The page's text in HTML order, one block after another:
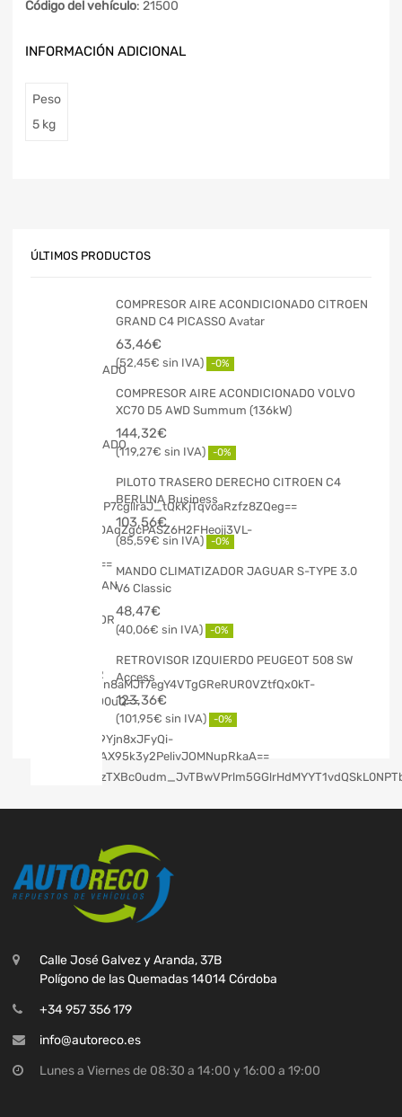
Código del vehículo: 21500
INFORMACIÓN ADICIONAL
Peso
5 kg
ÚLTIMOS PRODUCTOS
COMPRESOR AIRE ACONDICIONADO CITROEN
GRAND C4 PICASSO Avatar
63,46€
52,45€ -0%
COMPRESOR AIRE ACONDICIONADO VOLVO
XC70 D5 AWD Summum (136kW)
144,32€
119,27€ -0%
PILOTO TRASERO DERECHO CITROEN C4
BERLINA Business
103,56€
85,59€ -0%
MANDO CLIMATIZADOR JAGUAR S-TYPE 3.0
V6 Classic
48,47€
40,06€ -0%
RETROVISOR IZQUIERDO PEUGEOT 508 SW
Access
123,36€
101,95€ -0%
Calle José Galvez y Aranda, 37B
Polígono de las Quemadas 14014 Córdoba
+34 957 356 179
info@autoreco.es
Lunes a Viernes de 08:30 a 14:00 y 16:00 a 19:00